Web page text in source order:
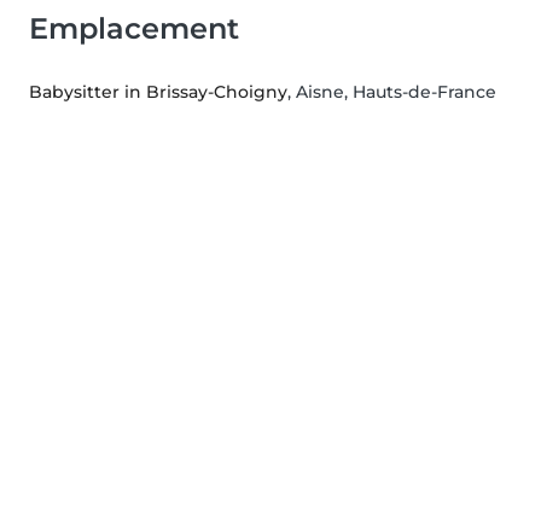
Emplacement
Babysitter in Brissay-Choigny, Aisne, Hauts-de-France